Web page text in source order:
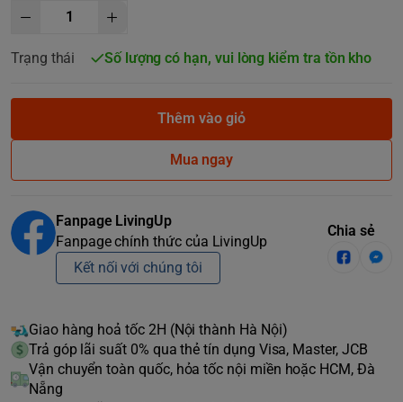
Trạng thái Số lượng có hạn, vui lòng kiểm tra tồn kho
Thêm vào giỏ
Mua ngay
Fanpage LivingUp
Fanpage chính thức của LivingUp
Kết nối với chúng tôi
Chia sẻ
Giao hàng hoả tốc 2H (Nội thành Hà Nội)
Trả góp lãi suất 0% qua thẻ tín dụng Visa, Master, JCB
Vận chuyển toàn quốc, hỏa tốc nội miền hoặc HCM, Đà
Nẵng